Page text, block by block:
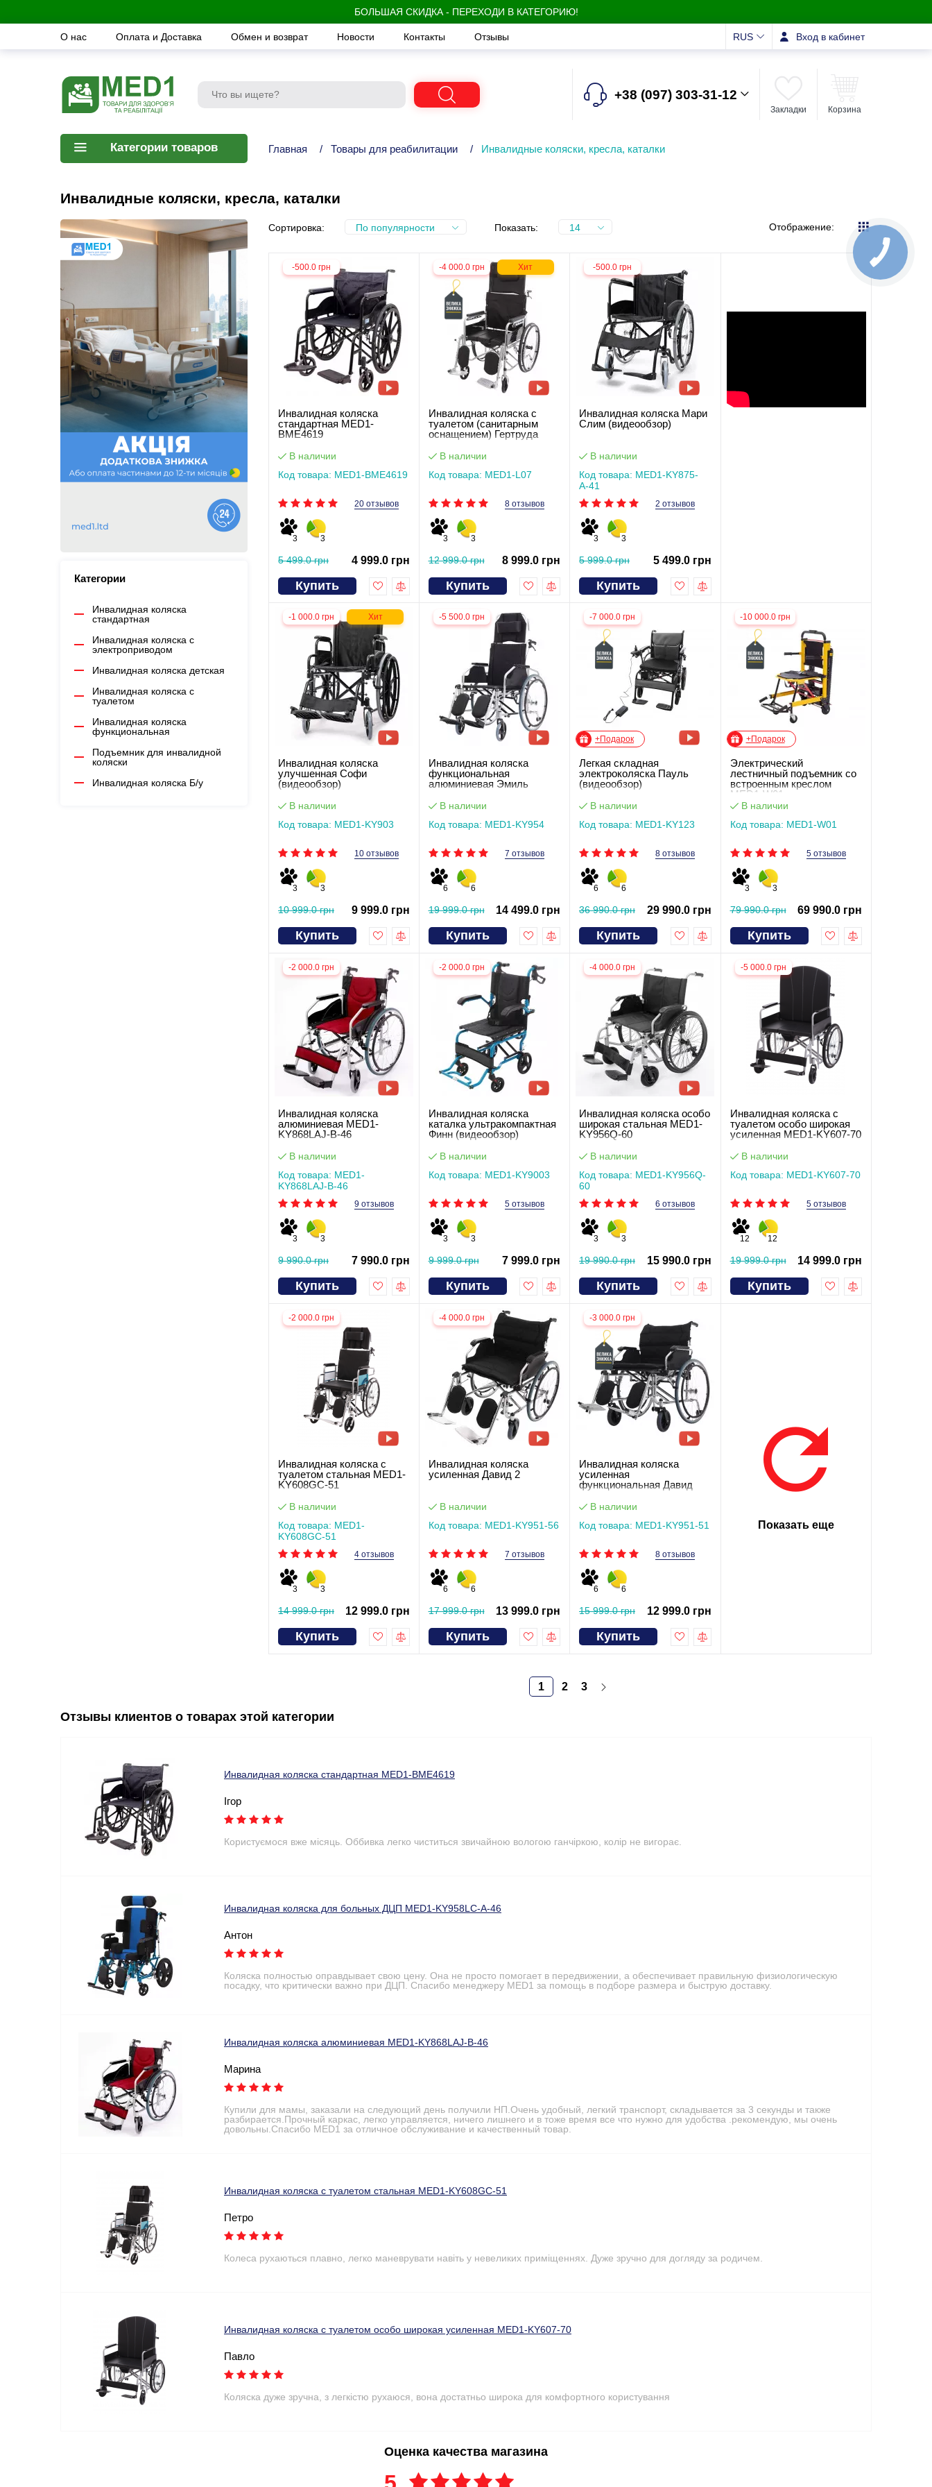
БОЛЬШАЯ СКИДКА - ПЕРЕХОДИ В КАТЕГОРИЮ!
О нас Оплата и Доставка Обмен и возврат Новости Контакты Отзывы RUS Вход в кабинет
+38 (097) 303-31-12
Закладки Корзина
Категории товаров Главная / Товары для реабилитации / Инвалидные коляски, кресла, каталки
Инвалидные коляски, кресла, каталки
Категории
Инвалидная коляска
стандартная
Инвалидная коляска c
электроприводом
Инвалидная коляска детская
Инвалидная коляска с
туалетом
Инвалидная коляска
функциональная
Подъемник для инвалидной
коляски
Инвалидная коляска Б/у
Сортировка: По популярности Показать: 14 Отображение:
-500.0 грн
Инвалидная коляска
стандартная MED1-
BME4619
В наличии
Код товара: MED1-BME4619
20 отзывов
3 3
5 499.0 грн 4 999.0 грн
Купить
-4 000.0 грн Хит
Инвалидная коляска c
туалетом (санитарным
оснащением) Гертруда
В наличии
Код товара: MED1-L07
8 отзывов
3 3
12 999.0 грн 8 999.0 грн
Купить
-500.0 грн
Инвалидная коляска Мари
Слим (видеообзор)
В наличии
Код товара: MED1-KY875-
А-41
2 отзывов
3 3
5 999.0 грн 5 499.0 грн
Купить
-1 000.0 грн Хит
Инвалидная коляска
улучшенная Софи
(видеообзор)
В наличии
Код товара: MED1-KY903
10 отзывов
3 3
10 999.0 грн 9 999.0 грн
Купить
-5 500.0 грн
Инвалидная коляска
функциональная
алюминиевая Эмиль
В наличии
Код товара: MED1-KY954
7 отзывов
6 6
19 999.0 грн 14 499.0 грн
Купить
-7 000.0 грн
+Подарок
Легкая складная
электроколяска Пауль
(видеообзор)
В наличии
Код товара: MED1-KY123
8 отзывов
6 6
36 990.0 грн 29 990.0 грн
Купить
-10 000.0 грн
+Подарок
Электрический
лестничный подъемник со
встроенным креслом
MED1-W01
В наличии
Код товара: MED1-W01
5 отзывов
3 3
79 990.0 грн 69 990.0 грн
Купить
-2 000.0 грн
Инвалидная коляска
алюминиевая MED1-
KY868LAJ-B-46
В наличии
Код товара: MED1-
KY868LAJ-B-46
9 отзывов
3 3
9 990.0 грн 7 990.0 грн
Купить
-2 000.0 грн
Инвалидная коляска
каталка ультракомпактная
Финн (видеообзор)
В наличии
Код товара: MED1-KY9003
5 отзывов
3 3
9 999.0 грн 7 999.0 грн
Купить
-4 000.0 грн
Инвалидная коляска особо
широкая стальная MED1-
KY956Q-60
В наличии
Код товара: MED1-KY956Q-
60
6 отзывов
3 3
19 990.0 грн 15 990.0 грн
Купить
-5 000.0 грн
Инвалидная коляска с
туалетом особо широкая
усиленная MED1-KY607-70
В наличии
Код товара: MED1-KY607-70
5 отзывов
12 12
19 999.0 грн 14 999.0 грн
Купить
-2 000.0 грн
Инвалидная коляска с
туалетом стальная MED1-
KY608GC-51
В наличии
Код товара: MED1-
KY608GC-51
4 отзывов
3 3
14 999.0 грн 12 999.0 грн
Купить
-4 000.0 грн
Инвалидная коляска
усиленная Давид 2
В наличии
Код товара: MED1-KY951-56
7 отзывов
6 6
17 999.0 грн 13 999.0 грн
Купить
-3 000.0 грн
Инвалидная коляска
усиленная
функциональная Давид
В наличии
Код товара: MED1-KY951-51
8 отзывов
6 6
15 999.0 грн 12 999.0 грн
Купить
Показать еще
1 2 3
Отзывы клиентов о товарах этой категории
Инвалидная коляска стандартная MED1-BME4619
Ігор
Користуємося вже місяць. Оббивка легко чиститься звичайною вологою ганчіркою, колір не вигорає.
Инвалидная коляска для больных ДЦП MED1-KY958LC-A-46
Антон
Коляска полностью оправдывает свою цену. Она не просто помогает в передвижении, а обеспечивает правильную физиологическую
посадку, что критически важно при ДЦП. Спасибо менеджеру MED1 за помощь в подборе размера и быструю доставку.
Инвалидная коляска алюминиевая MED1-KY868LAJ-B-46
Марина
Купили для мамы, заказали на следующий день получили НП.Очень удобный, легкий транспорт, складывается за 3 секунды и также
разбирается.Прочный каркас, легко управляется, ничего лишнего и в тоже время все что нужно для удобства .рекомендую, мы очень
довольны.Спасибо MED1 за отличное обслуживание и качественный товар.
Инвалидная коляска с туалетом стальная MED1-KY608GC-51
Петро
Колеса рухаються плавно, легко маневрувати навіть у невеликих приміщеннях. Дуже зручно для догляду за родичем.
Инвалидная коляска с туалетом особо широкая усиленная MED1-KY607-70
Павло
Коляска дуже зручна, з легкістю рухаюся, вона достатньо широка для комфортного користування
Оценка качества магазина